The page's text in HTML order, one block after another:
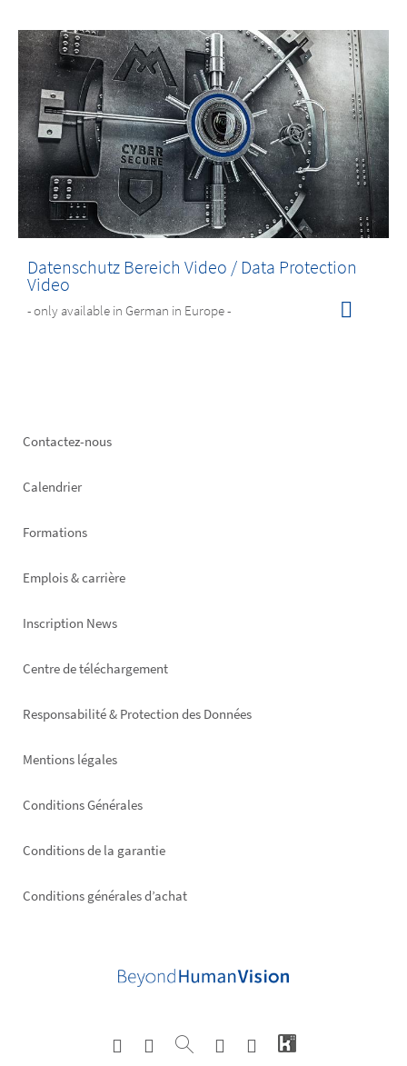
Datenschutz Bereich Video / Data Protection
Video
- only available in German in Europe -
Footer
Contactez-nous
Calendrier
Formations
Emplois & carrière
Inscription News
Footer
Centre de téléchargement
Responsabilité & Protection des Données
Mentions légales
Conditions Générales
Conditions de la garantie
Conditions générales d’achat